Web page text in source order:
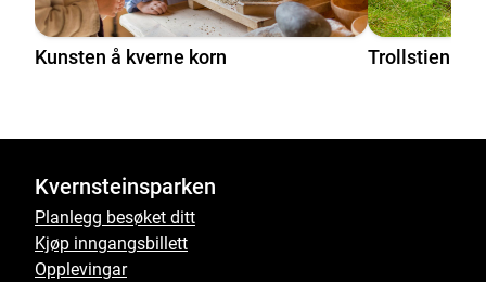
Kunsten å kverne korn Trollstien
Kvernsteinsparken
Planlegg besøket ditt
Kjøp inngangsbillett
Opplevingar